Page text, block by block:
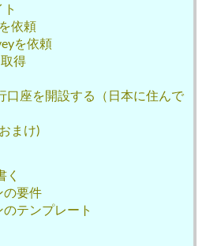
依頼
を依頼
得
口座を開設する（日本に住んで
まけ)
く
の要件
テンプレート